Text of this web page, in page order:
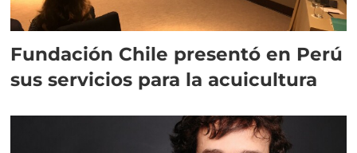
Fundación Chile presentó en Perú
sus servicios para la acuicultura